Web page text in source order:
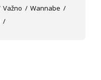
Važno
Wannabe